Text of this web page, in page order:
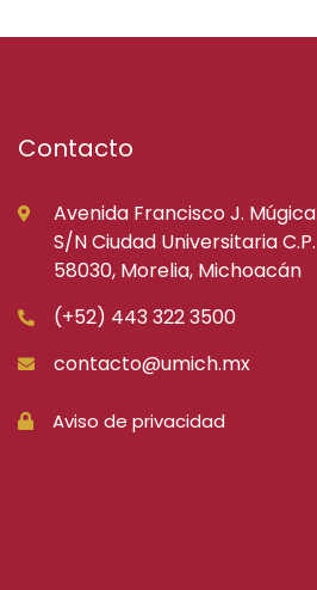
Contacto
Avenida Francisco J. Múgica
S/N Ciudad Universitaria C.P.
58030, Morelia, Michoacán
(+52) 443 322 3500
contacto@umich.mx
Aviso de privacidad